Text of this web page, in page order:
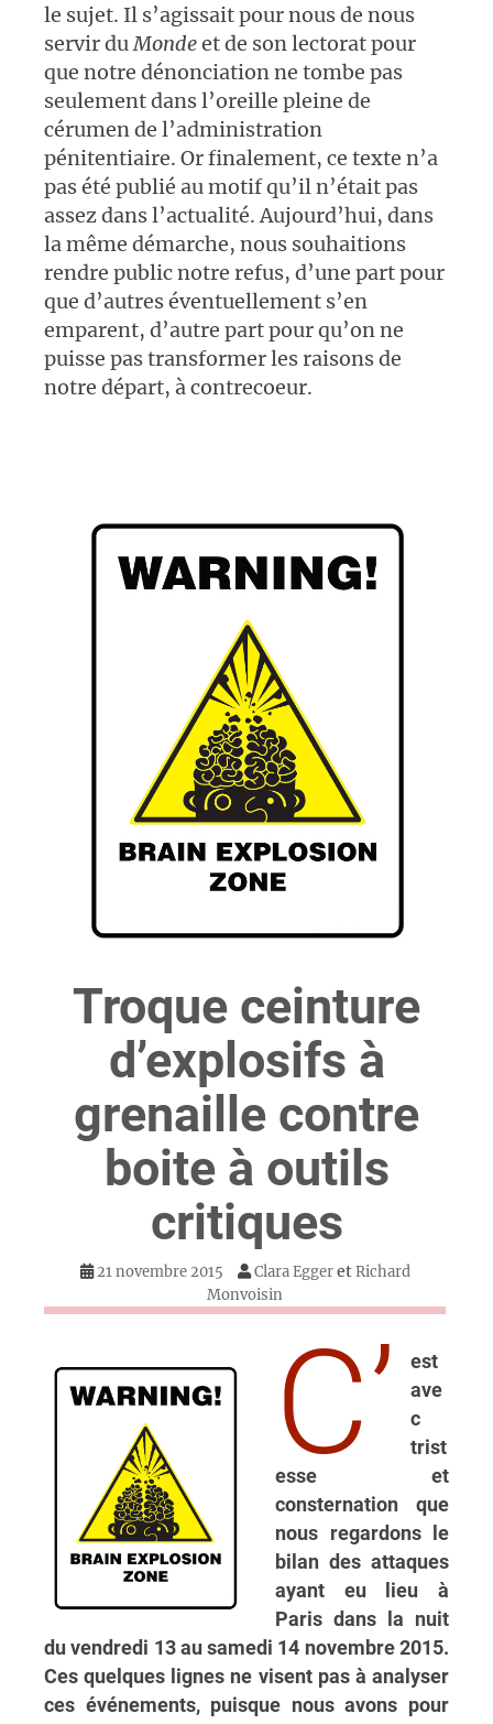
le sujet. Il s’agissait pour nous de nous
servir duMondeet de son lectorat pour
que notre dénonciation ne tombe pas
seulement dans l’oreille pleine de
cérumen de l’administration
pénitentiaire. Or finalement, ce texte n’a
pas été publié au motif qu’il n’était pas
assez dans l’actualité. Aujourd’hui, dans
la même démarche, nous souhaitions
rendre public notre refus, d’une part pour
que d’autres éventuellement s’en
emparent, d’autre part pour qu’on ne
puisse pas transformer les raisons de
notre départ, à contrecoeur.
Troque ceinture
d’explosifs à
grenaille contre
boite à outils
critiques
21 novembre 2015 Clara EggeretRichard
Monvoisin
C’
est
ave
c
trist
esse et
consternation que
nous regardons le
bilan des attaques
ayant eu lieu à
Paris dans la nuit
du vendredi 13 au samedi 14 novembre 2015.
Ces quelques lignes ne visent pas à analyser
ces événements, puisque nous avons pour